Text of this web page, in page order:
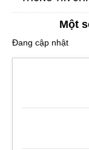
Một
Đang cập nhật